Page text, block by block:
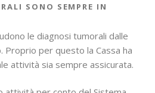
SONO SEMPRE IN
le diagnosi tumorali dalle
Proprio per questo la Cassa ha
attività sia sempre assicurata.